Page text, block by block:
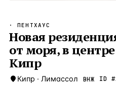
Новороссийск —Локация
Стамбул —Локация
Анталия
· ПЕНТХАУС
Новая
от моря, в
Кипр
Кипр · Лимассол ВНЖ ID #